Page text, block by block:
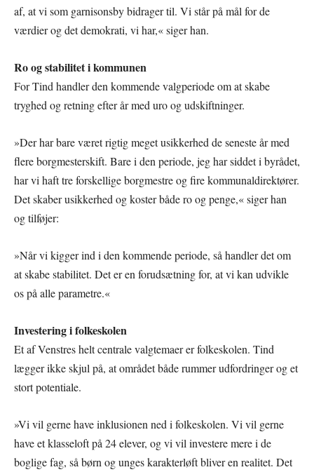
af, at vi som garnisonsby bidrager til. Vi står på mål for de
værdier og det demokrati, vi har,« siger han.
Ro og stabilitet i kommunen
For Tind handler den kommende valgperiode om at skabe
tryghed og retning efter år med uro og udskiftninger.
»Der har bare været rigtig meget usikkerhed de seneste år med
flere borgmesterskift. Bare i den periode, jeg har siddet i byrådet,
har vi haft tre forskellige borgmestre og fire kommunaldirektører.
Det skaber usikkerhed og koster både ro og penge,« siger han
og tilføjer:
»Når vi kigger ind i den kommende periode, så handler det om
at skabe stabilitet. Det er en forudsætning for, at vi kan udvikle
os på alle parametre.«
Investering i folkeskolen
Et af Venstres helt centrale valgtemaer er folkeskolen. Tind
lægger ikke skjul på, at området både rummer udfordringer og et
stort potentiale.
»Vi vil gerne have inklusionen ned i folkeskolen. Vi vil gerne
have et klasseloft på 24 elever, og vi vil investere mere i de
boglige fag, så børn og unges karakterløft bliver en realitet. Det